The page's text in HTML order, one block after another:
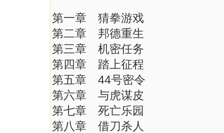
第一章 猜拳游戏
第二章 邦德重生
第三章 机密任务
第四章 踏上征程
第五章 44号密令
第六章 与虎谋皮
第七章 死亡乐园
第八章 借刀杀人